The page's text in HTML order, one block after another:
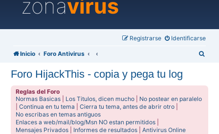
zonavirus
Identificarse
Registrarse
Inicio Foro Antivirus
Foro HijackThis - copia y pega tu log
Reglas del Foro
Normas Basicas
Los Titulos, dicen mucho
No postear en paralelo
|Continua en tu tema |Cierra tu tema, antes de abrir otro
No escribas en temas antiguos
Enlaces a web/mail/blog/Msn NO estan permitidos
Mensajes Privados
Informes de resultados |Antivirus Online